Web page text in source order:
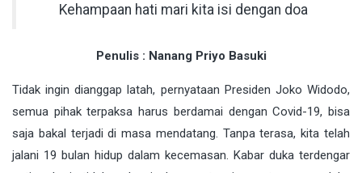
Kehampaan hati mari kita isi dengan doa
Penulis : Nanang Priyo Basuki
Tidak ingin dianggap latah, pernyataan Presiden Joko Widodo,
semua pihak terpaksa harus berdamai dengan Covid-19, bisa
saja bakal terjadi di masa mendatang. Tanpa terasa, kita telah
jalani 19 bulan hidup dalam kecemasan. Kabar duka terdengar